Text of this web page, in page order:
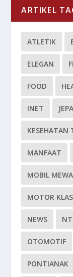
ARTIKEL
ATLETIK
ELEGAN
FOOD
INET
KESEHATAN
MANFAAT
MOBIL
MOTOR
NEWS
OTOMOTIF
PONTIANAK